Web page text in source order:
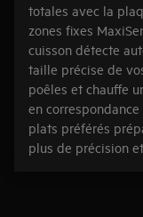
totales avec la
zones fixes
cuisson détecte
taille précise de
poêles et chauffe
en
plats préférés
plus de précision